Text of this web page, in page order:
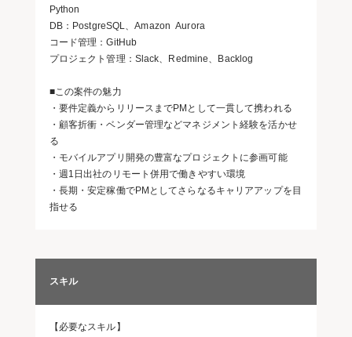
Python
DB：PostgreSQL、Amazon Aurora
コード管理：GitHub
プロジェクト管理：Slack、Redmine、Backlog
■この案件の魅力
・要件定義からリリースまでPMとして一貫して携われる
・顧客折衝・ベンダー管理などマネジメント経験を活かせ
る
・モバイルアプリ開発の豊富なプロジェクトに参画可能
・週1日出社のリモート併用で働きやすい環境
・長期・安定稼働でPMとしてさらなるキャリアアップを目
指せる
スキル
【必要なスキル】